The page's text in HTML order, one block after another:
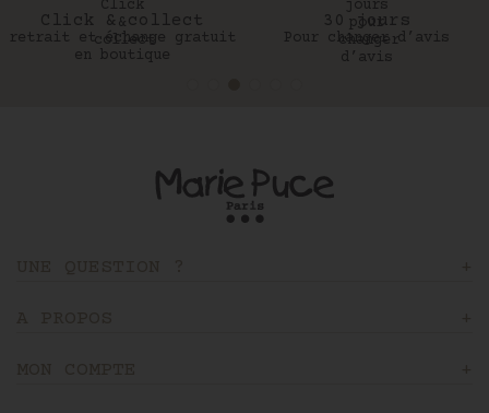
Click & collect
retrait et échange gratuit
en boutique
30 jours
Pour changer d’avis